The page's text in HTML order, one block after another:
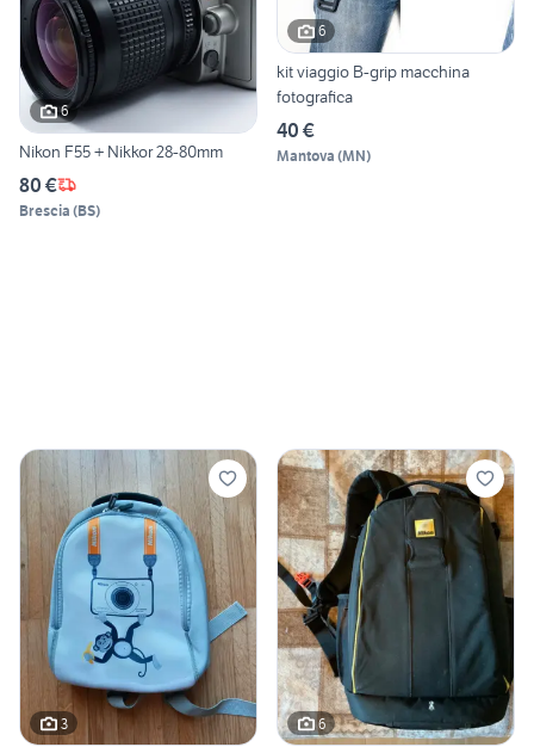
6
Nikon F55 + Nikkor 28-80mm
80 €
Brescia (BS)
6
kit viaggio B-grip macchina
fotografica
40 €
Mantova (MN)
3 6